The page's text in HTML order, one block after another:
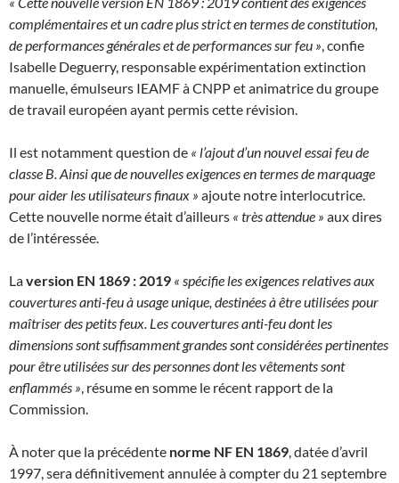
complémentaires et un cadre plus strict en termes de constitution,
de performances générales et de performances sur feu » , confie
Isabelle Deguerry, responsable expérimentation extinction
manuelle, émulseurs IEAMF à CNPP et animatrice du groupe
de travail européen ayant permis cette révision.
Il est notamment question de « l’ajout d’un nouvel essai feu de
classe B. Ainsi que de nouvelles exigences en termes de marquage
pour aider les utilisateurs finaux » ajoute notre interlocutrice.
Cette nouvelle norme était d’ailleurs « très attendue » aux dires
de l’intéressée.
Laversion EN 1869 : 2019 « spécifie les exigences relatives aux
couvertures anti-feu à usage unique, destinées à être utilisées pour
maîtriser des petits feux. Les couvertures anti-feu dont les
dimensions sont suffisamment grandes sont considérées pertinentes
pour être utilisées sur des personnes dont les vêtements sont
enflammés » , résume en somme le récent rapport de la
Commission.
À noter que la précédente norme NF EN 1869 , datée d’avril
1997, sera définitivement annulée à compter du 21 septembre